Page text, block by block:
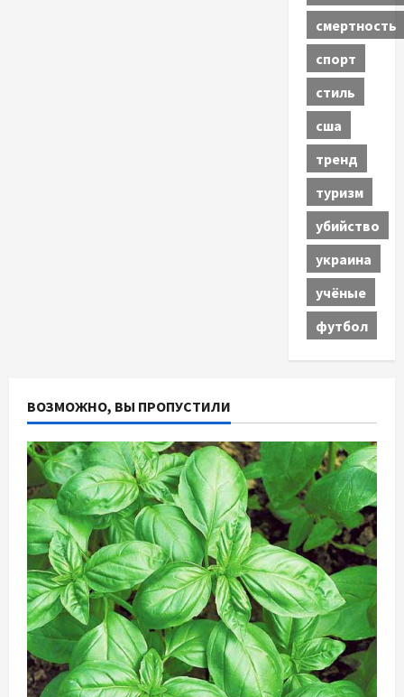
смертность
спорт
стиль
сша
тренд
туризм
убийство
украина
учёные
футбол
ВОЗМОЖНО, ВЫ ПРОПУСТИЛИ